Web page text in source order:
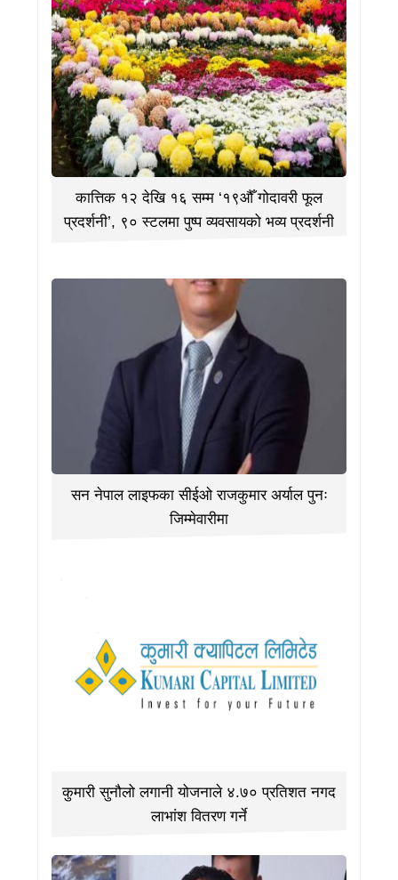
कात्तिक १२ देखि १६ सम्म ‘१९औँ गोदावरी फूल
प्रदर्शनी’, ९० स्टलमा पुष्प व्यवसायको भव्य प्रदर्शनी
सन नेपाल लाइफका सीईओ राजकुमार अर्याल पुनः
जिम्मेवारीमा
कुमारी सुनौलो लगानी योजनाले ४.७० प्रतिशत नगद
लाभांश वितरण गर्ने